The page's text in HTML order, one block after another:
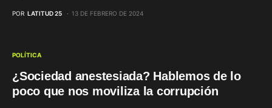
POR LATITUD 25 13 DE FEBRERO DE 2024
POLÍTICA
¿Sociedad anestesiada? Hablemos de lo
poco que nos moviliza la corrupción